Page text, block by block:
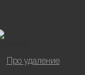
Про удаление